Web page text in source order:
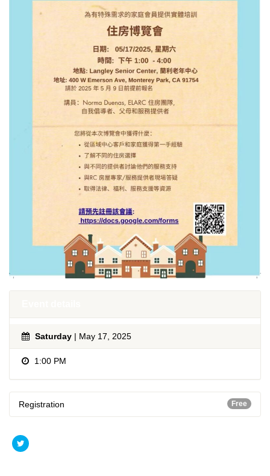
Saturday | May 17, 2025
1:00 PM
Free
Registration